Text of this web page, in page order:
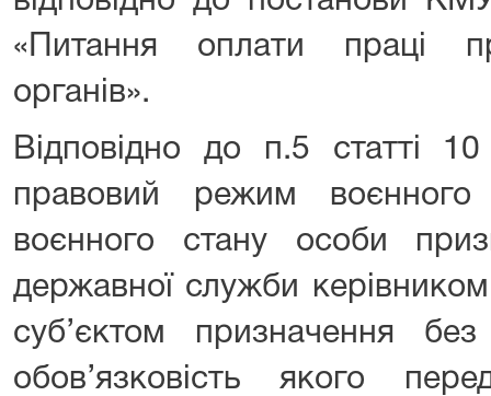
«Питання оплати праці
органів».
Відповідно до п.5 статті
правовий режим
воєнного стану особи
державної служби
суб’єктом призначення
обов’язковість якого